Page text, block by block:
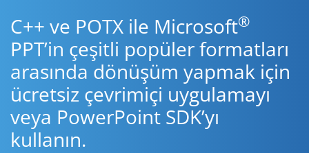
C++ ve POTX ile Microsoft®
PPT’in çeşitli popüler formatları
arasında dönüşüm yapmak için
ücretsiz çevrimiçi uygulamayı
veya PowerPoint SDK’yı
kullanın.